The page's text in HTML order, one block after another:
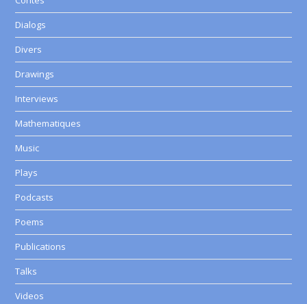
Dialogs
Divers
Drawings
Interviews
Mathematiques
Music
Plays
Podcasts
Poems
Publications
Talks
Videos